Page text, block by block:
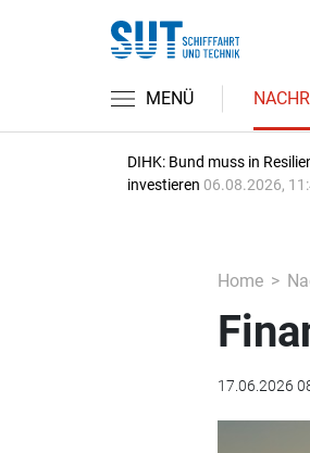
MENÜ
DIHK: Bund muss in
investieren 06.08.2026,
Home
17.06.2026